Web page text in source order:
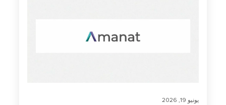
يونيو 19, 2026